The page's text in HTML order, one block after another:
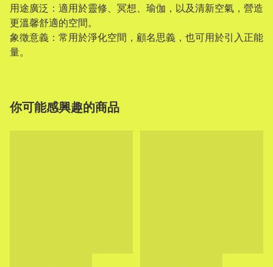
用途廣泛：適用於靈修、冥想、瑜伽，以及清新空氣，營造
更溫馨舒適的空間。
象徵意義：常用於淨化空間，顧名思義，也可用於引入正能
量。
你可能感興趣的商品